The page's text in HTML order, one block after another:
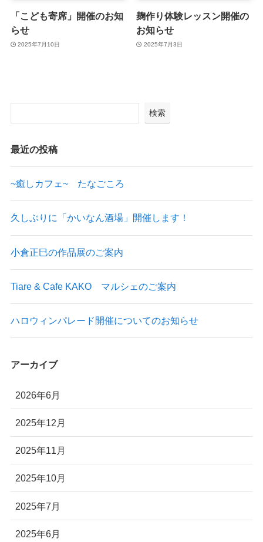
「こども寄席」開催のお知
らせ
2025年7月10日
麹作り体験レッスン開催の
お知らせ
2025年7月3日
検索
最近の投稿
~癒しカフェ~ たなごころ
久しぶりに「かいなん酒場」開催します！
小倉正巳の作品展のご案内
Tiare & Cafe KAKO マルシェのご案内
ハロウィンパレード開催についてのお知らせ
アーカイブ
2026年6月
2025年12月
2025年11月
2025年10月
2025年7月
2025年6月